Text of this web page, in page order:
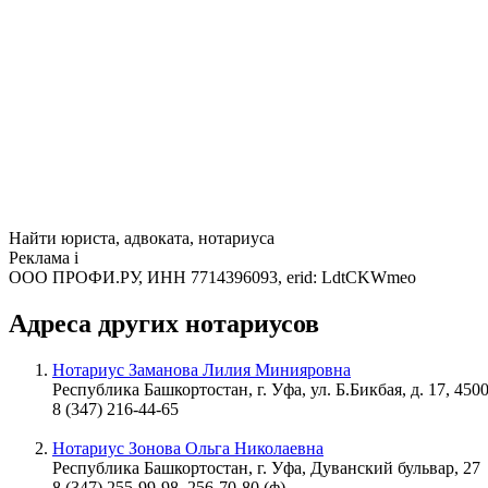
Найти юриста, адвоката, нотариуса
Реклама i
ООО ПРОФИ.РУ, ИНН 7714396093, erid: LdtCKWmeo
Адреса других нотариусов
Нотариус Заманова Лилия Минияровна
Республика Башкортостан, г. Уфа, ул. Б.Бикбая, д. 17,
8 (347) 216-44-65
Нотариус Зонова Ольга Николаевна
Республика Башкортостан, г. Уфа, Дуванский бульвар, 27